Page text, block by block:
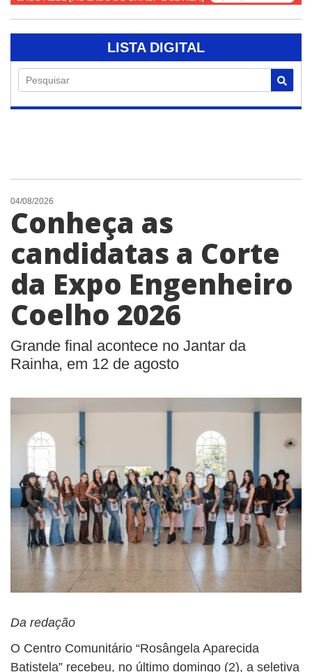
LISTA DIGITAL
Pesquisar
04/08/2026
Conheça as
candidatas a Corte
da Expo Engenheiro
Coelho 2026
Grande final acontece no Jantar da
Rainha, em 12 de agosto
Da redação
O Centro Comunitário “Rosângela Aparecida
Batistela” recebeu, no último domingo (2), a seletiva